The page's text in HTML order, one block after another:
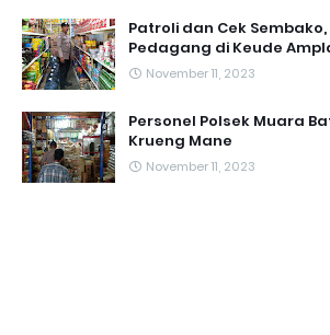
Patroli dan Cek Sembako,
Pedagang di Keude
November 11, 2023
Personel Polsek Muara
Krueng Mane
November 11, 2023